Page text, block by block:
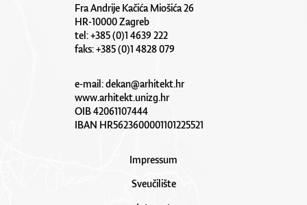
Fra Andrije Kačića Miošića 26
HR-10000 Zagreb
tel: +385 (0)1 4639 222
faks: +385 (0)1 4828 079
e-mail:dekan@arhitekt.hr
www.arhitekt.unizg.hr
OIB 42061107444
IBAN HR5623600001101225521
Impressum
Sveučilište